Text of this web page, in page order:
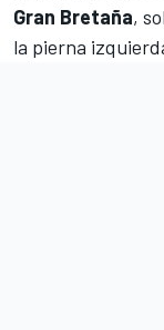
Gran Bretaña,
la pierna